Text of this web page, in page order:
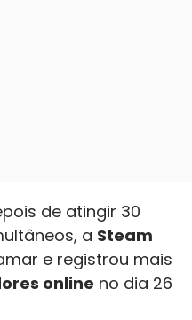
de atingir 30
a Steam
e registrou mais
online no dia 26